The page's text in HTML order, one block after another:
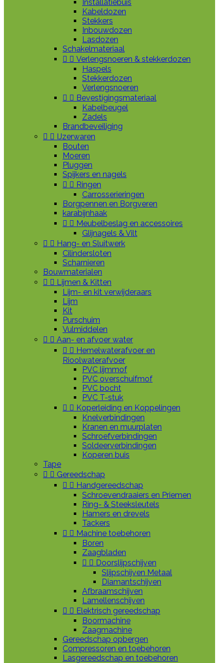
Installatiebuis
Kabeldozen
Stekkers
Inbouwdozen
Lasdozen
Schakelmateriaal
  Verlengsnoeren & stekkerdozen
Haspels
Stekkerdozen
Verlengsnoeren
  Bevestigingsmateriaal
Kabelbeugel
Zadels
Brandbeveiliging
  IJzerwaren
Bouten
Moeren
Pluggen
Spijkers en nagels
  Ringen
Carrosserieringen
Borgpennen en Borgveren
karabijnhaak
  Meubelbeslag en accessoires
Glijnagels & Vilt
  Hang- en Sluitwerk
Cilindersloten
Scharnieren
Bouwmaterialen
  Lijmen & Kitten
Lijm- en kit verwijderaars
Lijm
Kit
Purschuim
Vulmiddelen
  Aan- en afvoer water
  Hemelwaterafvoer en
Rioolwaterafvoer
PVC lijmmof
PVC overschuifmof
PVC bocht
PVC T-stuk
  Koperleiding en Koppelingen
Knelverbindingen
Kranen en muurplaten
Schroefverbindingen
Soldeerverbindingen
Koperen buis
Tape
  Gereedschap
  Handgereedschap
Schroevendraaiers en Priemen
Ring- & Steeksleutels
Hamers en drevels
Tackers
  Machine toebehoren
Boren
Zaagbladen
  Doorslijpschijven
Slijpschijven Metaal
Diamantschijven
Afbraamschijven
Lamellenschijven
  Elektrisch gereedschap
Boormachine
Zaagmachine
Gereedschap opbergen
Compressoren en toebehoren
Lasgereedschap en toebehoren